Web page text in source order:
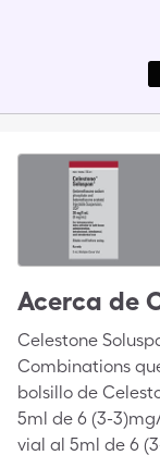
Acerca de
Celestone
Combinations
bolsillo de
5ml de 6 (3-
vial al 5ml de 6